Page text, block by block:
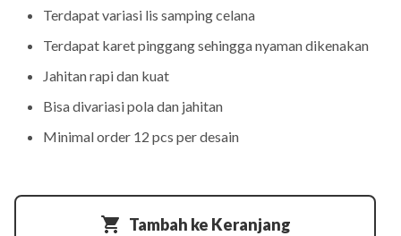
Terdapat variasi lis samping celana
Terdapat karet pinggang sehingga nyaman dikenakan
Jahitan rapi dan kuat
Bisa divariasi pola dan jahitan
Minimal order 12 pcs per desain
Tambah ke Keranjang